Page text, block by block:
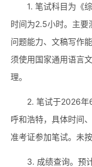
1. 笔试科目为《
时间为2.5小时。主要
问题能力、文稿写作
须使用国家通用语言
理。
2. 笔试于2026
呼和浩特，具体时间
准考证参加笔试。未
3. 成绩查询。预